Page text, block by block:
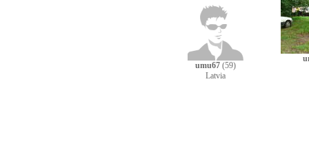
umu67 (59)
Latvia